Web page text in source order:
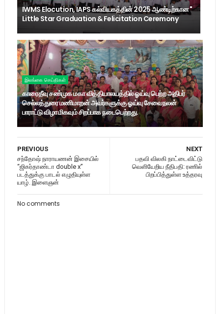
IWMS Elocution, IAPS கல்வியகத்தின் 2025 ஆண்டிற்கான "
Little Star Graduation & Felicitation Ceremony
இலங்கை செய்திகள்
காரைதீவு சண்முக மகா வித்தியாலயத்தில் ஓய்வு பெற்ற அதிபர்
செல்லத்துரை மணிமாறன் அவர்களுக்கு ஓய்வு சேவைநலன்
பாராட்டு விழா மிகவும் சிறப்பாக நடைபெற்றது.
NEXT
பதவி விலகி நாட்டைவிட்டு
வெளியேறிய நீதிபதி: ரணில்
பிறப்பித்துள்ள உத்தரவு
PREVIOUS
சந்தோஷ் நாராயணன் இசையில்
“ஜிகர்தாண்டா double x”
படத்துக்கு பாடல் எழுதியுள்ள
யாழ். இளைஞன்
No comments